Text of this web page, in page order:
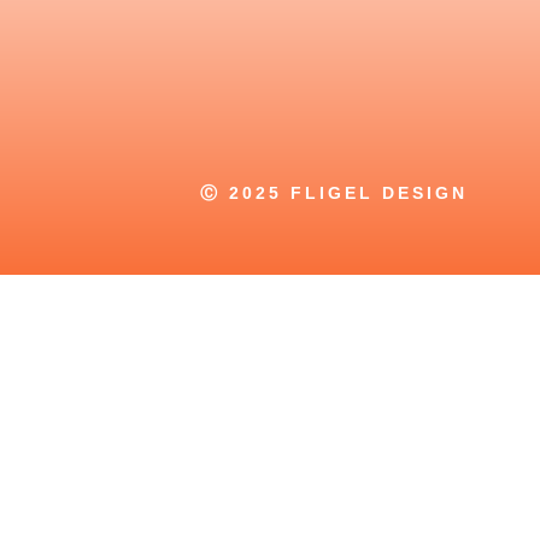
Ⓒ 2025 FLIGEL DESIGN